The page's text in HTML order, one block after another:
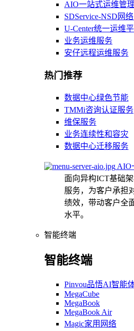
AIO一站式运维管
SDService-NSD网
U-Center统一运维
业务运维服务
安仔远程运维服务
热门推荐
数据中心绿色节能
TMMi咨询认证服务
维保服务
业务连续性和容灾
数据中心迁移服务
AIO
面向异构ICT基础
服务，为客户承担
绩效，带动客户全
水平。
智能终端
智能终端
Pinvou品悟AI智能
MegaCube
MegaBook
MegaBook Air
Magic家用网络